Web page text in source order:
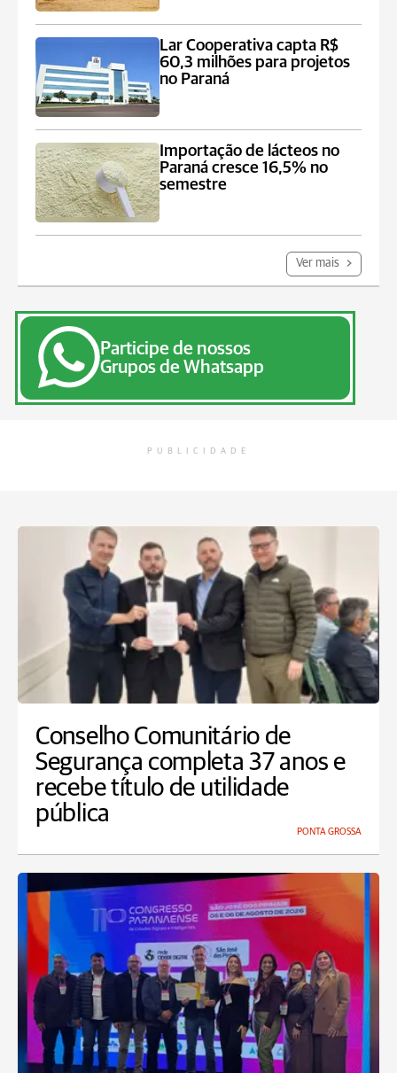
Lar Cooperativa capta R$
60,3 milhões para projetos
no Paraná
Importação de lácteos no
Paraná cresce 16,5% no
semestre
Ver mais
Participe de nossos
Grupos de Whatsapp
PUBLICIDADE
Conselho Comunitário de
Segurança completa 37 anos e
recebe título de utilidade
pública
PONTA GROSSA